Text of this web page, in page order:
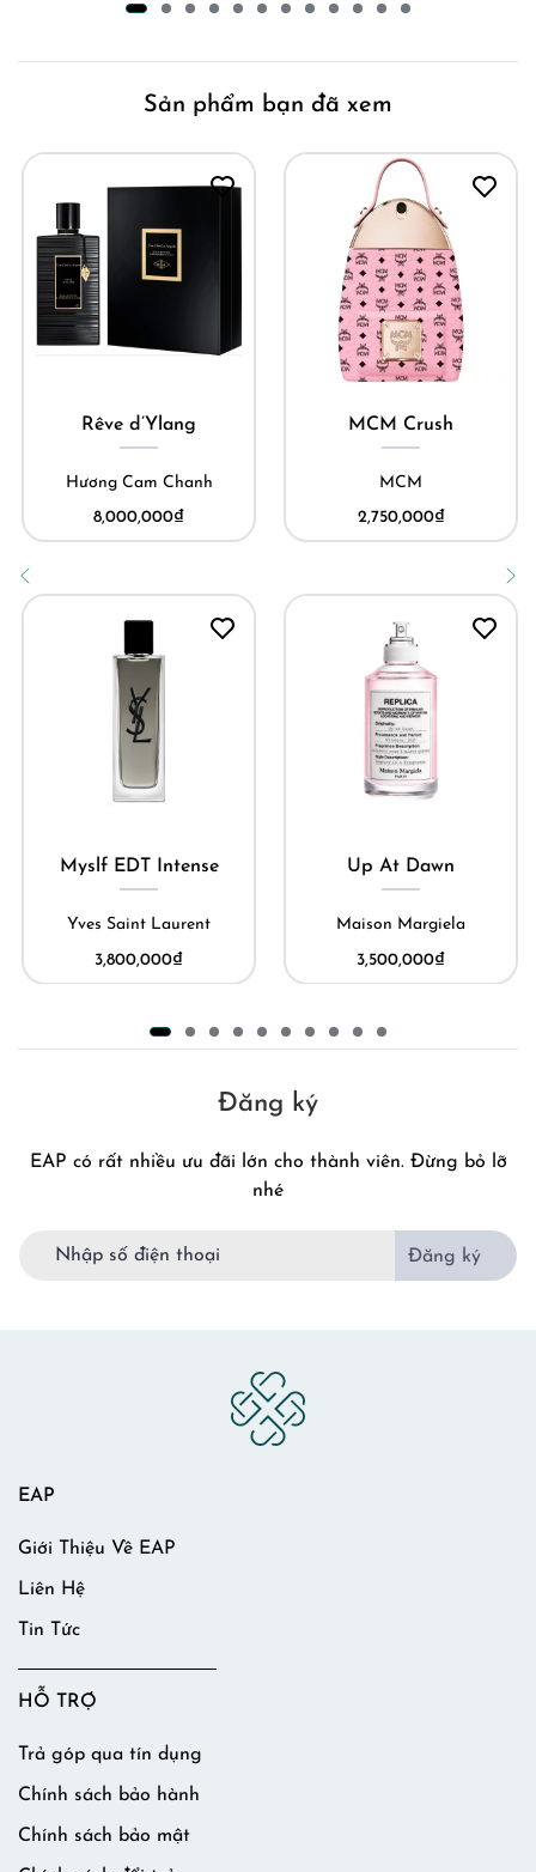
Sản phẩm bạn đã xem
Rêve d’Ylang
Hương Cam Chanh
8,000,000₫
Myslf EDT Intense
Yves Saint Laurent
3,800,000₫
MCM Crush
MCM
2,750,000₫
Up At Dawn
Maison Margiela
3,500,000₫
Đăng ký
EAP có rất nhiều ưu đãi lớn cho thành viên. Đừng bỏ lỡ
nhé
Đăng ký
EAP
Giới Thiệu Về EAP
Liên Hệ
Tin Tức
HỖ TRỢ
Trả góp qua tín dụng
Chính sách bảo hành
Chính sách bảo mật